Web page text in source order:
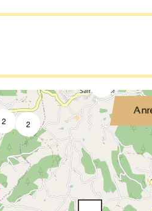
2
2